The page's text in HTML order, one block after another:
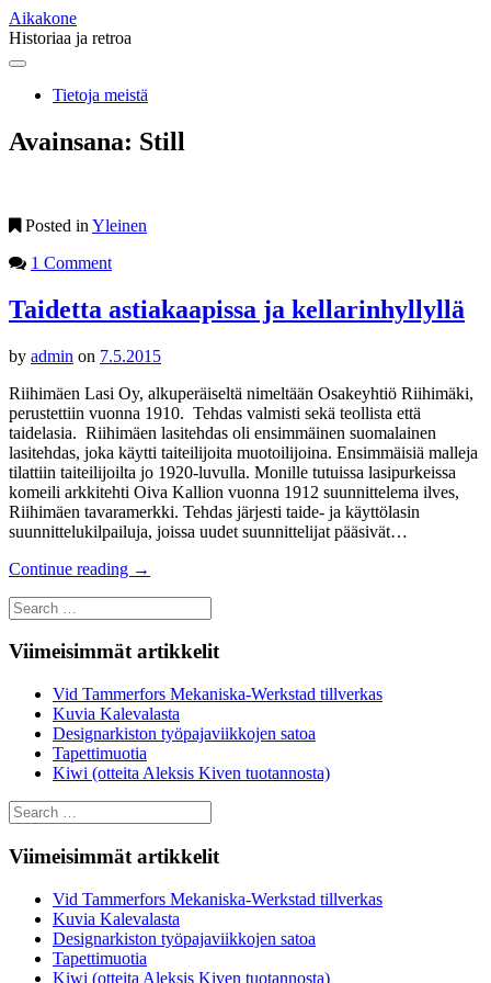
Aikakone
Historiaa ja retroa
Main
Skip
contentTietoja meistä
Avainsana: Still
Posted in Yleinen
1 Comment
Taidetta astiakaapissa ja kellarinhyllyllä
by admin on 7.5.2015
Riihimäen Lasi Oy, alkuperäiseltä nimeltään Osakeyhtiö Riihimäki,
perustettiin vuonna 1910. Tehdas valmisti sekä teollista että
taidelasia. Riihimäen lasitehdas oli ensimmäinen suomalainen
lasitehdas, joka käytti taiteilijoita muotoilijoina. Ensimmäisiä malleja
tilattiin taiteilijoilta jo 1920-luvulla. Monille tutuissa lasipurkeissa
komeili arkkitehti Oiva Kallion vuonna 1912 suunnittelema ilves,
Riihimäen tavaramerkki. Tehdas järjesti taide- ja käyttölasin
suunnittelukilpailuja, joissa uudet suunnittelijat pääsivät…
Continue reading →
Search
for:
Viimeisimmät artikkelit
Vid Tammerfors Mekaniska-Werkstad tillverkas
Kuvia Kalevalasta
Designarkiston työpajaviikkojen satoa
Tapettimuotia
Kiwi (otteita Aleksis Kiven tuotannosta)
Search
for:
Viimeisimmät artikkelit
Vid Tammerfors Mekaniska-Werkstad tillverkas
Kuvia Kalevalasta
Designarkiston työpajaviikkojen satoa
Tapettimuotia
Kiwi (otteita Aleksis Kiven tuotannosta)